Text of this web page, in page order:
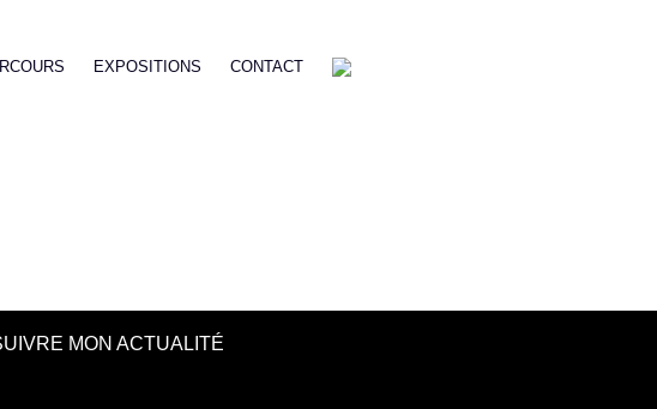
EXPOSITIONS CONTACT
MON ACTUALITÉ